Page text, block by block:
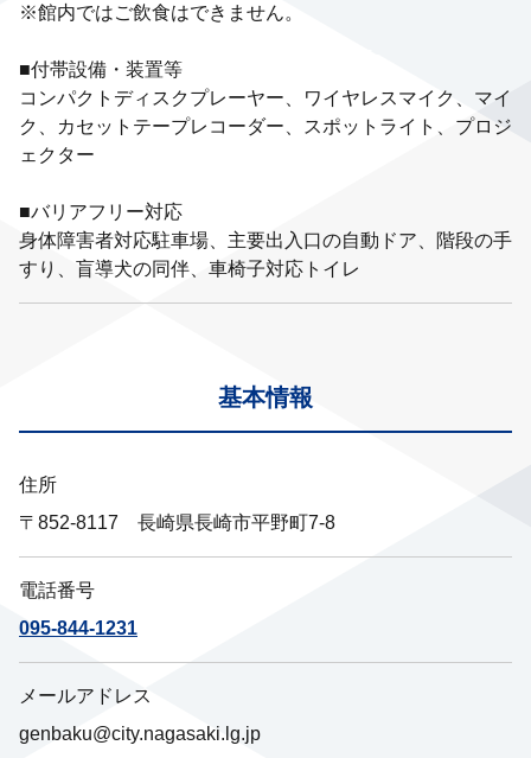
※館内ではご飲食はできません。
■付帯設備・装置等
コンパクトディスクプレーヤー、ワイヤレスマイク、マイ
ク、カセットテープレコーダー、スポットライト、プロジ
ェクター
■バリアフリー対応
身体障害者対応駐車場、主要出入口の自動ドア、階段の手
すり、盲導犬の同伴、車椅子対応トイレ
基本情報
住所
〒852-8117 長崎県長崎市平野町7-8
電話番号
095-844-1231
メールアドレス
genbaku@city.nagasaki.lg.jp